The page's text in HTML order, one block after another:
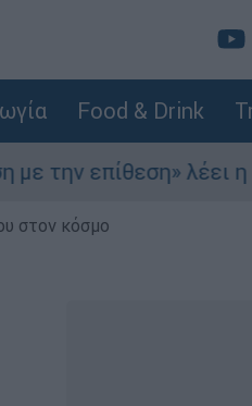
Food & Drink
λέει η 46χρονη -
στον κόσμο